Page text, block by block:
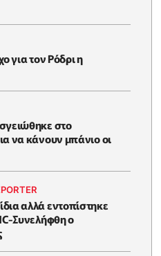
για τον Ρόδρι η
στο
να κάνουν μπάνιο οι
αλλά εντοπίστηκε
Συνελήφθη ο